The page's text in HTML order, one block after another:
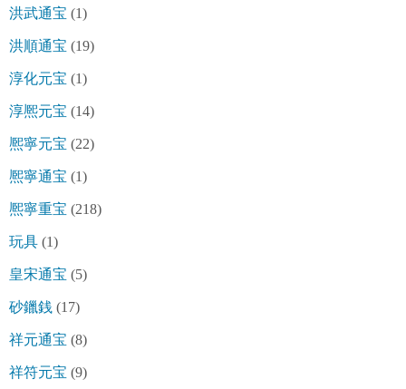
洪武通宝 (1)
洪順通宝 (19)
淳化元宝 (1)
淳熈元宝 (14)
熈寧元宝 (22)
熈寧通宝 (1)
熈寧重宝 (218)
玩具 (1)
皇宋通宝 (5)
砂鑞銭 (17)
祥元通宝 (8)
祥符元宝 (9)